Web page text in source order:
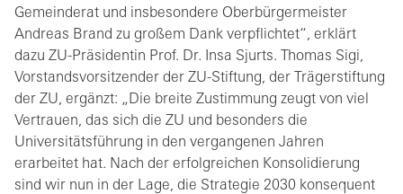
Gemeinderat und insbesondere Oberbürgermeister
Andreas Brand zu großem Dank verpflichtet“, erklärt
dazu ZU-Präsidentin Prof. Dr. Insa Sjurts. Thomas Sigi,
Vorstandsvorsitzender der ZU-Stiftung, der Trägerstiftung
der ZU, ergänzt: „Die breite Zustimmung zeugt von viel
Vertrauen, das sich die ZU und besonders die
Universitätsführung in den vergangenen Jahren
erarbeitet hat. Nach der erfolgreichen Konsolidierung
sind wir nun in der Lage, die Strategie 2030 konsequent